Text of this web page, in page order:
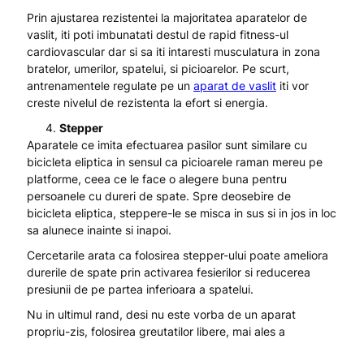
Prin ajustarea rezistentei la majoritatea aparatelor de
vaslit, iti poti imbunatati destul de rapid fitness-ul
cardiovascular dar si sa iti intaresti musculatura in zona
bratelor, umerilor, spatelui, si picioarelor. Pe scurt,
antrenamentele regulate pe un aparat de vaslititi vor
creste nivelul de rezistenta la efort si energia.
Stepper
Aparatele ce imita efectuarea pasilor sunt similare cu
bicicleta eliptica in sensul ca picioarele raman mereu pe
platforme, ceea ce le face o alegere buna pentru
persoanele cu dureri de spate. Spre deosebire de
bicicleta eliptica, steppere-le se misca in sus si in jos in loc
sa alunece inainte si inapoi.
Cercetarile arata ca folosirea stepper-ului poate ameliora
durerile de spate prin activarea fesierilor si reducerea
presiunii de pe partea inferioara a spatelui.
Nu in ultimul rand, desi nu este vorba de un aparat
propriu-zis, folosirea greutatilor libere, mai ales a